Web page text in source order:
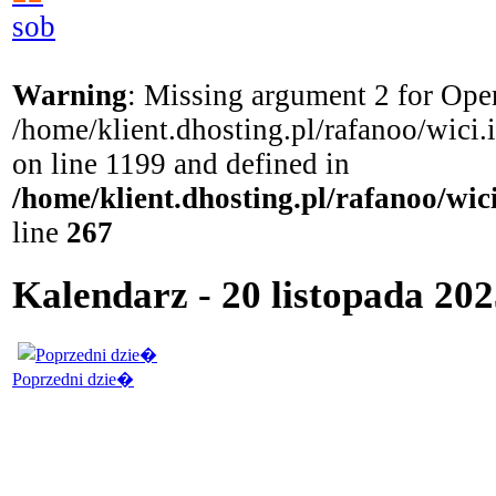
sob
Warning: Missing argument 2 for
/home/klient.dhosting.pl/rafanoo/
on line 1199 and defined in
/home/klient.dhosting.pl/rafanoo/
line 267
Kalendarz - 20 listopada
Poprzedni dzie�